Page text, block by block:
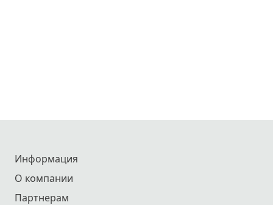
Информация
О компании
Партнерам